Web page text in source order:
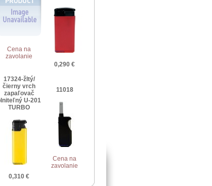
Cena na
zavolanie
0,290 €
17324-žltý/
čierny vrch
zapaľovač
U-201
TURBO
0,310 €
11018
Cena na
zavolanie